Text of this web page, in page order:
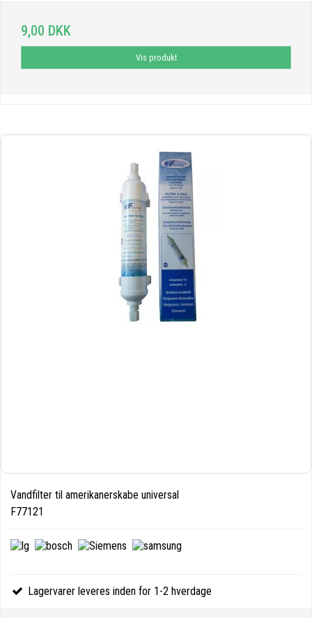
9,00 DKK
Vis produkt
Vandfilter til amerikanerskabe universal
F77121
Lagervarer leveres inden for 1-2 hverdage